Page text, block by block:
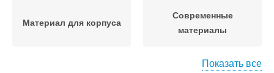
Материал для корпуса
Современные
материалы
Показать все